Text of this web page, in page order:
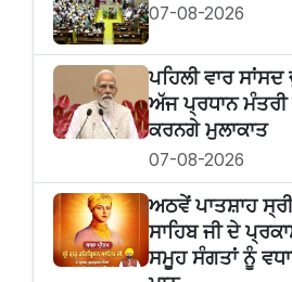
07-08-2026
ਪਹਿਲੀ ਵਾਰ
ਅੱਜ ਪ੍ਰਧਾਨ ਮੰਤਰੀ
ਕਰਨਗੇ ਮੁਲਾਕਾਤ
07-08-2026
ਅਠਵੇਂ ਪਾਤਸ਼ਾਹ
ਸਾਹਿਬ ਜੀ ਦੇ
ਸਮੂਹ ਸੰਗਤਾਂ ਨੂੰ